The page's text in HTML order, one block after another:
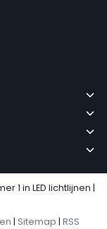
1 in LED lichtlijnen |
| Sitemap | RSS